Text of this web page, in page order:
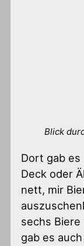
Blick
Dort gab es
Deck oder
nett, mir
sechs
gab es